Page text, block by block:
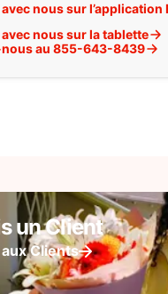
nous sur l’application
nous sur la tablette
au 855-643-8439
un Client
Clients